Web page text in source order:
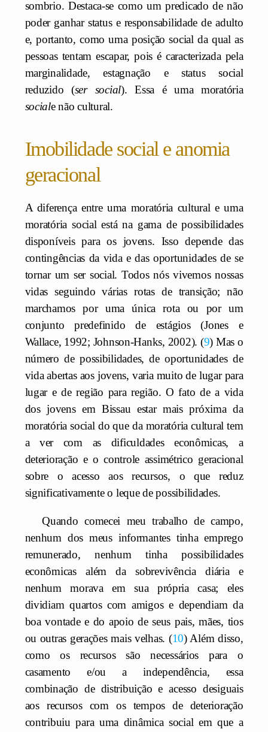
sombrio. Destaca-se como um predicado de não
poder ganhar status e responsabilidade de adulto
e, portanto, como uma posição social da qual as
pessoas tentam escapar, pois é caracterizada pela
marginalidade, estagnação e status social
reduzido (ser social). Essa é uma moratória
sociale não cultural.
Imobilidade social e anomia
geracional
A diferença entre uma moratória cultural e uma
moratória social está na gama de possibilidades
disponíveis para os jovens. Isso depende das
contingências da vida e das oportunidades de se
tornar um ser social. Todos nós vivemos nossas
vidas seguindo várias rotas de transição; não
marchamos por uma única rota ou por um
conjunto predefinido de estágios (Jones e
Wallace, 1992; Johnson-Hanks, 2002). 9 Mas o
número de possibilidades, de oportunidades de
vida abertas aos jovens, varia muito de lugar para
lugar e de região para região. O fato de a vida
dos jovens em Bissau estar mais próxima da
moratória social do que da moratória cultural tem
a ver com as dificuldades econômicas, a
deterioração e o controle assimétrico geracional
sobre o acesso aos recursos, o que reduz
significativamente o leque de possibilidades.
Quando comecei meu trabalho de campo,
nenhum dos meus informantes tinha emprego
remunerado, nenhum tinha possibilidades
econômicas além da sobrevivência diária e
nenhum morava em sua própria casa; eles
dividiam quartos com amigos e dependiam da
boa vontade e do apoio de seus pais, mães, tios
ou outras gerações mais velhas. 10 Além disso,
como os recursos são necessários para o
casamento e/ou a independência, essa
combinação de distribuição e acesso desiguais
aos recursos com os tempos de deterioração
contribuiu para uma dinâmica social em que a